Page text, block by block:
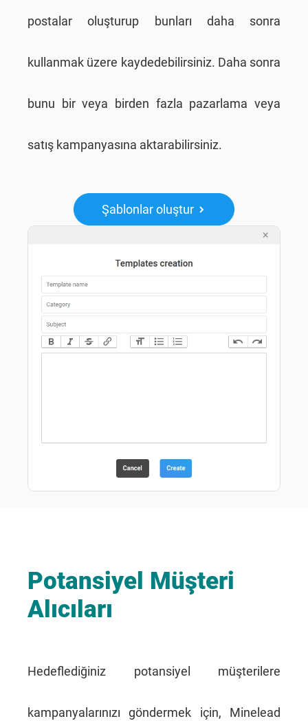
postalar oluşturup bunları daha sonra
kullanmak üzere kaydedebilirsiniz. Daha sonra
bunu bir veya birden fazla pazarlama veya
satış kampanyasına aktarabilirsiniz.
Şablonlar oluştur
Potansiyel Müşteri
Alıcıları
Hedeflediğiniz potansiyel müşterilere
kampanyalarınızı göndermek için, Minelead